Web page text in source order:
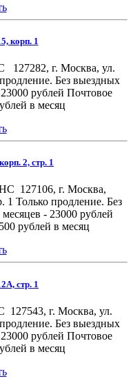
корп. 1
г. Москва, ул.
Без выездных
рублей Почтовое
в месяц
2, стр. 1
127106, г. Москва,
1 Только продление. Без
- 23000 рублей
рублей в месяц
стр. 1
г. Москва, ул.
Без выездных
рублей Почтовое
в месяц